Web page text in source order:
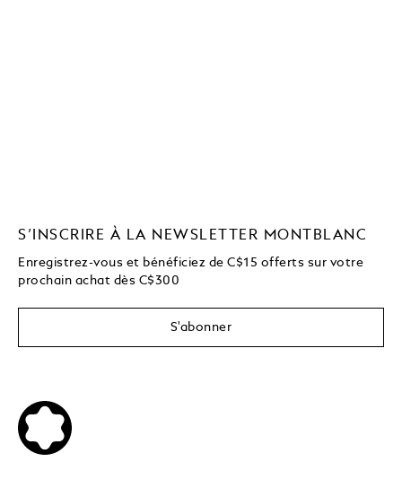
S’INSCRIRE À LA NEWSLETTER MONTBLANC
Enregistrez-vous et bénéficiez de C$15 offerts sur votre
prochain achat dès C$300
S'abonner